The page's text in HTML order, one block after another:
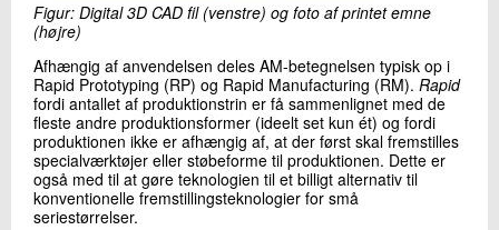
Figur: Digital 3D CAD fil (venstre) og foto af printet emne
(højre)
Afhængig af anvendelsen deles AM-betegnelsen typisk op i
Rapid Prototyping (RP) og Rapid Manufacturing (RM). Rapid
fordi antallet af produktionstrin er få sammenlignet med de
fleste andre produktionsformer (ideelt set kun ét) og fordi
produktionen ikke er afhængig af, at der først skal fremstilles
specialværktøjer eller støbeforme til produktionen. Dette er
også med til at gøre teknologien til et billigt alternativ til
konventionelle fremstillingsteknologier for små
seriestørrelser.